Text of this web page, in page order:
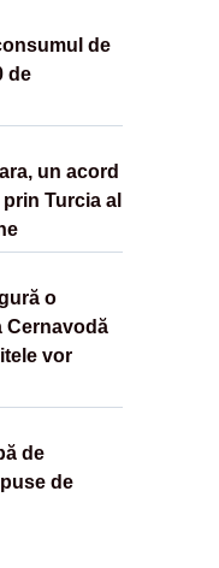
de
de
un acord
Turcia al
o
Cernavodă
vor
de
de